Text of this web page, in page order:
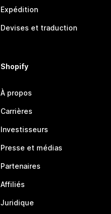
Expédition
Devises et traduction
Shopify
À propos
Carrières
Investisseurs
Presse et médias
Partenaires
Affiliés
Juridique